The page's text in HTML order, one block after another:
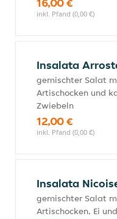
inkl. Pfand (0,00 €)
Insalata
gemischter Salat
Artischocken und
Zwiebeln
12,00 €
inkl. Pfand (0,00 €)
Insalata
gemischter Salat
Artischocken, Ei